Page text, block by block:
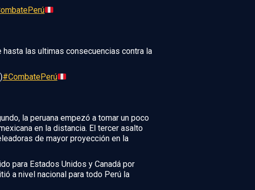
hasta las ultimas consecuencias contra la
#CombatePerú
la peruana empezó a tomar un poco
en la distancia. El tercer asalto
de mayor proyección en la
para Estados Unidos y Canadá por
a nivel nacional para todo Perú la